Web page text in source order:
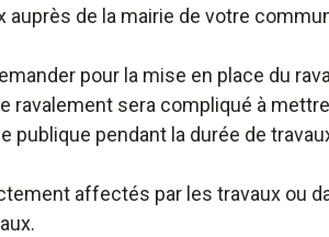
de la mairie de votre
pour la mise en place du
ravalement sera compliqué à
publique pendant la durée de
affectés par les travaux ou